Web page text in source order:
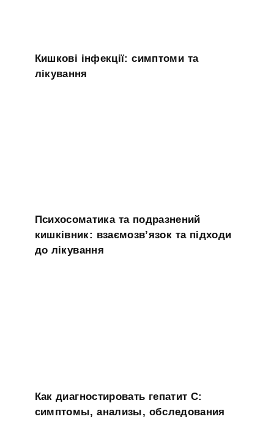
Кишкові інфекції: симптоми та
лікування
Психосоматика та подразнений
кишківник: взаємозв’язок та підходи
до лікування
Как диагностировать гепатит C:
симптомы, анализы, обследования